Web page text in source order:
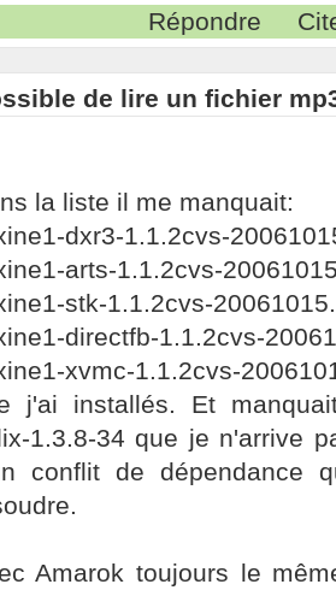
Répondre
de lire un fichier
la liste il me manquait:
dxr3-1.1.2cvs-
arts-1.1.2cvs-
stk-1.1.2cvs-
directfb-1.1.2cvs-
xvmc-1.1.2cvs-
j'ai installés. Et
1.3.8-34 que je n'arrive
conflit de dépendance
Amarok toujours le